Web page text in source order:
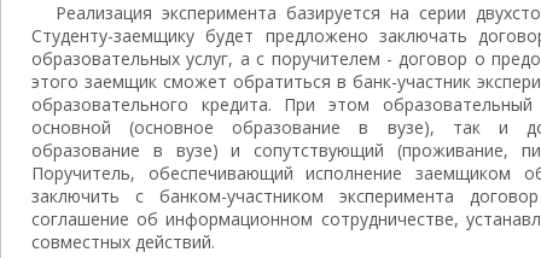
Реализация эксперимента базируется на серии
Студенту-заемщику будет предложено заключать
образовательных услуг, а с поручителем - договор о
этого заемщик сможет обратиться в банк-участник
образовательного кредита. При этом
основной (основное образование в вузе), так и
образование в вузе) и сопутствующий (проживание,
Поручитель, обеспечивающий исполнение заемщиком
заключить с банком-участником эксперимента
соглашение об информационном сотрудничестве,
совместных действий.